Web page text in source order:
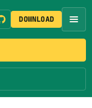
DOWNLOAD